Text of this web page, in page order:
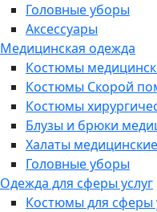
Головные уборы
Аксессуары
Медицинская одежда
Костюмы
Костюмы Скорой
Костюмы
Блузы и брюки
Халаты медицинские
Головные уборы
Одежда для сферы услуг
Костюмы для сферы